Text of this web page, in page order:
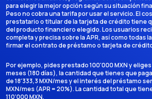
para elegir la mejor opción según su situación
Peso no cobra una tarifa por usar el servicio. El
prestatario o titular de la tarjeta de crédito tiene
del producto financiero elegido. Los usuarios
completa y precisa sobre la APR, así como todas
firmar el contrato de préstamo o tarjeta de
Por ejemplo, pides prestado 100'000 MXN y
meses (180 días), la cantidad que tienes que
de 18'333,3 MXN/mes y el interés del préstamo
MXN/mes (APR = 20%). La cantidad total que
110'000 MXN.